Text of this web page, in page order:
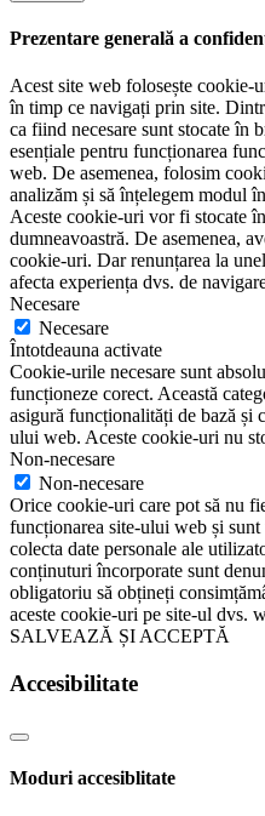
Prezentare generală a
Acest site web folosește cookie-
în timp ce navigați prin site.
ca fiind necesare sunt stocate în
esențiale pentru funcționarea
web. De asemenea, folosim
analizăm și să înțelegem modul
Aceste cookie-uri vor fi stocate
dumneavoastră. De asemenea,
cookie-uri. Dar renunțarea la
afecta experiența dvs. de
Necesare
Necesare
Întotdeauna activate
Cookie-urile necesare sunt
funcționeze corect. Această
asigură funcționalități de bază și
ului web. Aceste cookie-uri nu
Non-necesare
Non-necesare
Orice cookie-uri care pot să nu
funcționarea site-ului web și
colecta date personale ale
conținuturi încorporate sunt
obligatoriu să obțineți
aceste cookie-uri pe site-ul dvs.
SALVEAZĂ ȘI ACCEPTĂ
Accesibilitate
Moduri accesiblitate